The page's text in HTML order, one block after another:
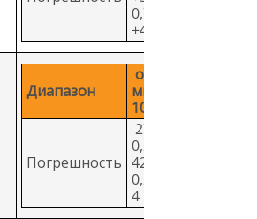
0,7%
+4
Диапазон
от 0,1
мкА до
10 A
Погрешность
27-II:
0,2% +
428-II:
0,2% +
4